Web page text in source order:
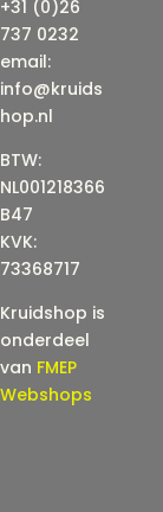
+31 (0)26
737 0232
email:
info@kruids
hop.nl
BTW:
NL001218366
B47
KVK:
73368717
Kruidshop is
onderdeel
van FMEP
Webshops